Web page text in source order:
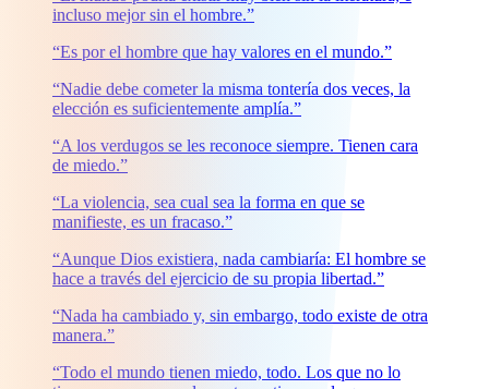
incluso mejor sin el hombre.”
“Es por el hombre que hay valores en el mundo.”
“Nadie debe cometer la misma tontería dos veces, la
elección es suficientemente amplía.”
“A los verdugos se les reconoce siempre. Tienen cara
de miedo.”
“La violencia, sea cual sea la forma en que se
manifieste, es un fracaso.”
“Aunque Dios existiera, nada cambiaría: El hombre se
hace a través del ejercicio de su propia libertad.”
“Nada ha cambiado y, sin embargo, todo existe de otra
manera.”
“Todo el mundo tienen miedo, todo. Los que no lo